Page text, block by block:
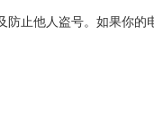
止他人盗号。如果你的